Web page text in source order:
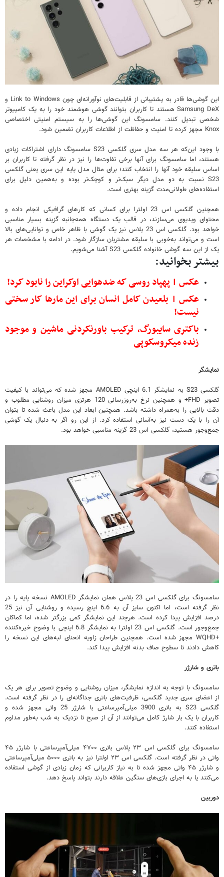
این گوشی‌ها قادر به پشتیبانی از قابلیت‌های نوآورانه‌ای چون Link to Windows و
Samsung DeX هستند تا کاربران بتوانند گوشی هوشمند خود را به یک کامپیوتر
شخصی تبدیل کنند. سامسونگ این گوشی‌ها را به سیستم امنیتی اختصاصی
Knox مجهز کرده تا امنیت و حفاظت از اطلاعات کاربران تضمین شود.
با وجود این‌که هر سه مدل سری گلکسی S23 سامسونگ دارای اشتراکات زیادی
هستند، اما سامسونگ برای آنها برخی تفاوت‌ها را نیز در نظر گرفته تا کاربران بر
اساس سلیقه خود آنها را انتخاب کنند؛ برای مثال مدل پایه این سری یعنی گلکسی
S23 نسبت به دو مدل دیگر سبک‌تر و کوچک‌تر بوده و به‌همین دلیل برای
استفاده‌های طولانی‌مدت گزینه بهتری است.
همچنین گلکسی اس 23 اولترا برای کسانی که کارهای گرافیکی انجام داده و
محتوای ویدیوی می‌سازند، در قالب یک دستگاه همه‌جانبه گزینه بسیار مناسبی
خواهد بود. گلکسی اس 23 پلاس نیز یک گوشی با ظاهر خاص و توانایی‌های بالا
است و می‌تواند به‌خوبی با سلیقه مشتریان سازگار شود. در ادامه با مشخصات هر
یک از این سه گوشی خانواده گلکسی S23 آشنا می‌شویم.
بیشتر بخوانید:
عکس | پهپاد روسی که ضدهوایی اوکراین را نابود کرد!
عکس | بلعیدن کامل انسان برای این مارها کار سختی
نیست!
باکتری سایبورگ، ترکیب باورنکردنی ماشین و موجود
زنده میکروسکوپی
نمایشگر
گلکسی S23 به نمایشگر 6.1 اینچی AMOLED مجهز شده که می‌تواند با کیفیت
تصویر FHD+ و همچنین نرخ به‌روزرسانی 120 هرتزی میزان روشنایی مطلوب و
دقت بالایی را به‌همراه داشته باشد. همچنین ابعاد این مدل باعث شده تا بتوان
آن را با یک دست نیز به‌آسانی استفاده کرد. از این رو اگر به دنبال یک گوشی
جمع‌وجور هستید، گلکسی اس 23 گزینه مناسبی خواهد بود.
سامسونگ برای گلکسی اس 23 پلاس همان نمایشگر AMOLED نسخه پایه را در
نظر گرفته است، اما اکنون سایز آن به 6.6 اینچ رسیده و روشنایی آن نیز 25
درصد افزایش پیدا کرده است. هرچند این نمایشگر کمی بزرگتر شده، اما کماکان
جمع‌وجور است. گلکسی اس 23 اولترا به نمایشگر 6.8 اینچی با وضوح خیره‌کننده
+WQHD مجهز شده است. همچنین طراحان زاویه انحنای لبه‌های این نسخه را
کاهش دادند تا سطوح صاف بدنه افزایش پیدا کند.
باتری و شارژر
سامسونگ با توجه به اندازه نمایشگر، میزان روشنایی و وضوح تصویر برای هر یک
از اعضای سری جدید گلکسی، ظرفیت‌های باتری جداگانه‌ای را در نظر گرفته است.
گلکسی S23 به باتری 3900 میلی‌آمپرساعتی با شارژر 25 واتی مجهز شده و
کاربران با یک بار شارژ کامل می‌توانند از آن از صبح تا نزدیک به شب به‌طور مداوم
استفاده کنند.
سامسونگ برای گلکسی اس ۲۳ پلاس باتری ۴۷۰۰ میلی‌آمپرساعتی با شارژر ۴۵
واتی در نظر گرفته است. گلکسی اس ۲۳ اولترا نیز به باتری ۵۰۰۰ میلی‌آمپرساعتی
و شارژر ۴۵ واتی مجهز شده تا به نیاز کاربرانی که زمان زیادی از گوشی استفاده
می‌کنند یا به اجرای بازی‌های سنگین علاقه دارند بتواند پاسخ دهد.
دوربین